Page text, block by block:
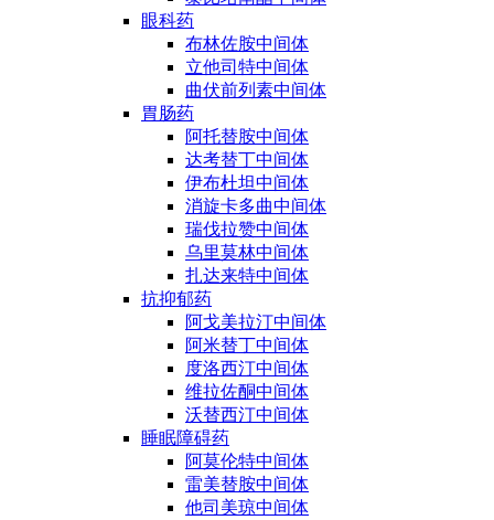
眼科药
布林佐胺中间体
立他司特中间体
曲伏前列素中间体
胃肠药
阿托替胺中间体
达考替丁中间体
伊布杜坦中间体
消旋卡多曲中间体
瑞伐拉赞中间体
乌里莫林中间体
扎达来特中间体
抗抑郁药
阿戈美拉汀中间体
阿米替丁中间体
度洛西汀中间体
维拉佐酮中间体
沃替西汀中间体
睡眠障碍药
阿莫伦特中间体
雷美替胺中间体
他司美琼中间体